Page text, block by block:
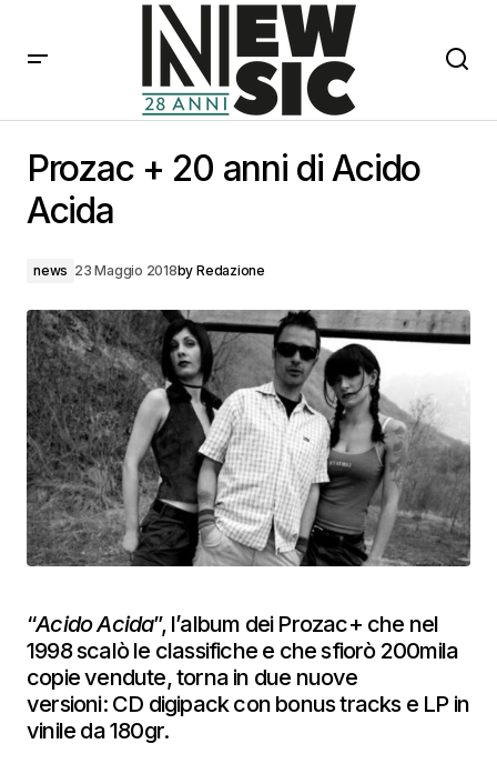
Prozac + 20 anni di Acido
Acida
news 23 Maggio 2018by Redazione
“Acido Acida”, l’album dei Prozac+ che nel
1998 scalò le classifiche e che sfiorò 200mila
copie vendute, torna in due nuove
versioni: CD digipack con bonus tracks e LP in
vinile da 180gr.